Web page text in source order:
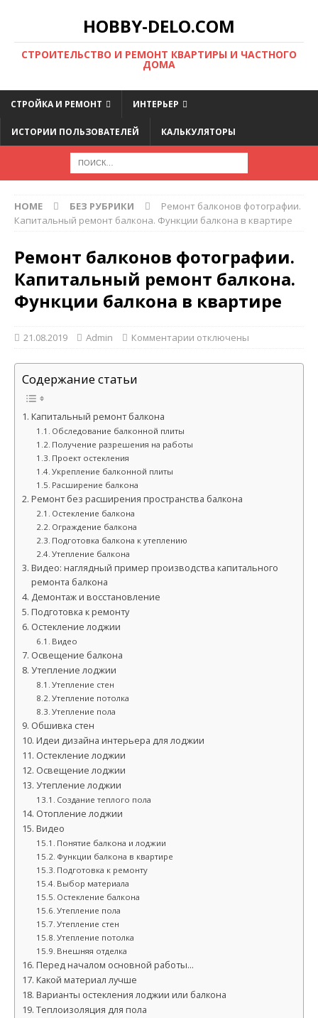
HOBBY-DELO.COM
CТРОИТЕЛЬСТВО И РЕМОНТ КВАРТИРЫ И ЧАСТНОГО
ДОМА
СТРОЙКА И РЕМОНТ ИНТЕРЬЕР
ИСТОРИИ ПОЛЬЗОВАТЕЛЕЙ КАЛЬКУЛЯТОРЫ
HOME БЕЗ РУБРИКИ
Ремонт балконов фотографии.
Капитальный ремонт балкона. Функции балкона в квартире
Ремонт балконов фотографии.
Капитальный ремонт балкона.
Функции балкона в квартире
21.08.2019 Admin Комментарии отключены
Содержание статьи
Капитальный ремонт балкона
Обследование балконной плиты
Получение разрешения на работы
Проект остекления
Укрепление балконной плиты
Расширение балкона
Ремонт без расширения пространства балкона
Остекление балкона
Ограждение балкона
Подготовка балкона к утеплению
Утепление балкона
Видео: наглядный пример производства капитального
ремонта балкона
Демонтаж и восстановление
Подготовка к ремонту
Остекление лоджии
Видео
Освещение балкона
Утепление лоджии
Утепление стен
Утепление потолка
Утепление пола
Обшивка стен
Идеи дизайна интерьера для лоджии
Остекление лоджии
Освещение лоджии
Утепление лоджии
Создание теплого пола
Отопление лоджии
Видео
Понятие балкона и лоджии
Функции балкона в квартире
Подготовка к ремонту
Выбор материала
Остекление балкона
Утепление пола
Утепление стен
Утепление потолка
Внешняя отделка
Перед началом основной работы…
Какой материал лучше
Варианты остекления лоджии или балкона
Теплоизоляция для пола